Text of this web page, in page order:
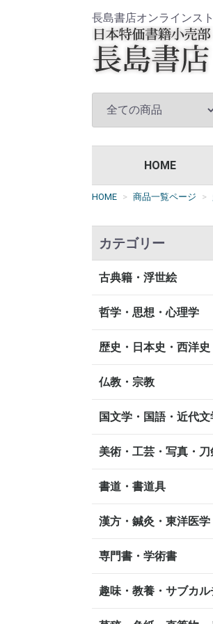
長島書店オンラインス
HOME
HOME 商品一覧ページ
カテゴリー
古典籍・浮世絵
哲学・思想・心理学
歴史・日本史・西洋史
仏教・宗教
国文学・国語・近代
美術・工芸・写真・刀
書道・書道具
漢方・鍼灸・東洋医学
専門書・学術書
趣味・教養・サブカ